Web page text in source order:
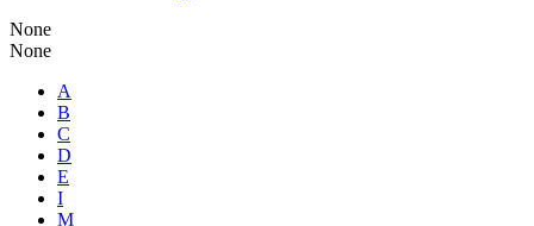
None
None
A
B
C
D
E
I
M